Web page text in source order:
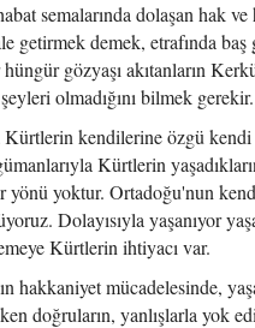
semalarında dolaşan hak
getirmek demek, etrafında
gözyaşı akıtanların
olmadığını bilmek gerekir.
Kürtlerin kendilerine özgü kendi
Kürtlerin
yönü yoktur. Ortadoğu'nun
Dolayısıyla yaşanıyor
Kürtlerin ihtiyacı var.
hakkaniyet mücadelesinde,
doğruların, yanlışlarla yok